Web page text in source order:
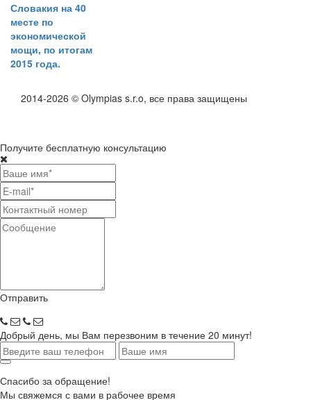
Словакия на 40
месте по
экономической
мощи, по итогам
2015 года.
2014-2026 © Olympias s.r.o, все права защищены
Получите бесплатную консультацию
Отправить
Добрый день, мы Вам перезвоним в течение 20 минут!
Спасибо за обращение!
Мы свяжемся с вами в рабочее время